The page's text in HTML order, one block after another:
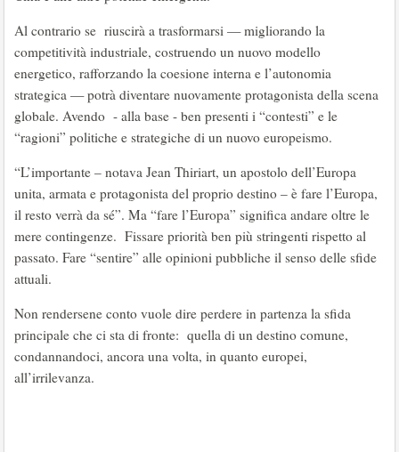
Al contrario se riuscirà a trasformarsi — migliorando la
competitività industriale, costruendo un nuovo modello
energetico, rafforzando la coesione interna e l’autonomia
strategica — potrà diventare nuovamente protagonista della scena
globale. Avendo - alla base - ben presenti i “contesti” e le
“ragioni” politiche e strategiche di un nuovo europeismo.
“L’importante – notava Jean Thiriart, un apostolo dell’Europa
unita, armata e protagonista del proprio destino – è fare l’Europa,
il resto verrà da sé”. Ma “fare l’Europa” significa andare oltre le
mere contingenze. Fissare priorità ben più stringenti rispetto al
passato. Fare “sentire” alle opinioni pubbliche il senso delle sfide
attuali.
Non rendersene conto vuole dire perdere in partenza la sfida
principale che ci sta di fronte: quella di un destino comune,
condannandoci, ancora una volta, in quanto europei,
all’irrilevanza.